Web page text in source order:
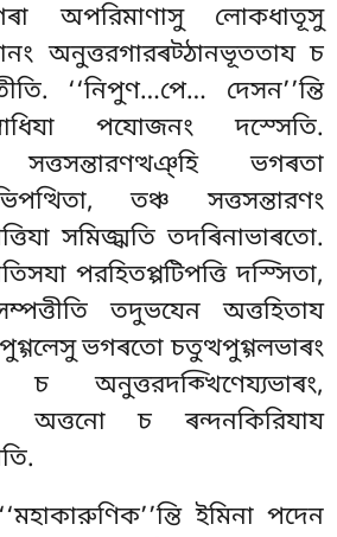
অপরিমাণাসু লোকধাতূসু
অনুত্তরগারৰট্ঠানভূততায চ
‘‘নিপুণ…পে… দেসন’’ন্তি
পযোজনংদস্সেতি.
ভগৰতা
তঞ্চ সত্তসন্তারণং
সমিজ্ঝতি তদৰিনাভাৰতো.
পরহিতপ্পটিপত্তি দস্সিতা,
তদুভযেন অত্তহিতায
ভগৰতো চতুত্থপুগ্গলভাৰং
অনুত্তরদক্খিণেয্যভাৰং,
অত্তনো চ ৰন্দনকিরিযায
ইমিনা পদেন